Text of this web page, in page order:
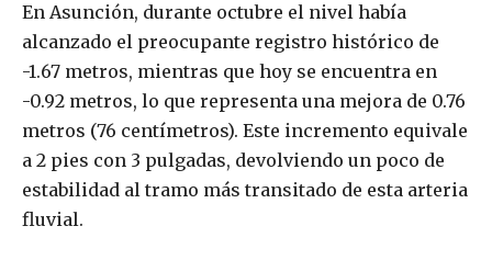
En Asunción, durante octubre el nivel había
alcanzado el preocupante registro histórico de
-1.67 metros, mientras que hoy se encuentra en
-0.92 metros, lo que representa una mejora de 0.76
metros (76 centímetros). Este incremento equivale
a 2 pies con 3 pulgadas, devolviendo un poco de
estabilidad al tramo más transitado de esta arteria
fluvial.